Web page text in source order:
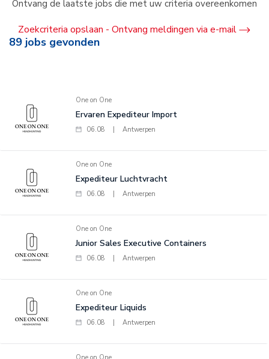
Ontvang de laatste jobs die met uw criteria overeenkomen
Zoekcriteria opslaan - Ontvang meldingen via e-mail
89 jobs gevonden
One on One
Ervaren Expediteur Import
06.08 Antwerpen
One on One
Expediteur Luchtvracht
06.08 Antwerpen
One on One
Junior Sales Executive Containers
06.08 Antwerpen
One on One
Expediteur Liquids
06.08 Antwerpen